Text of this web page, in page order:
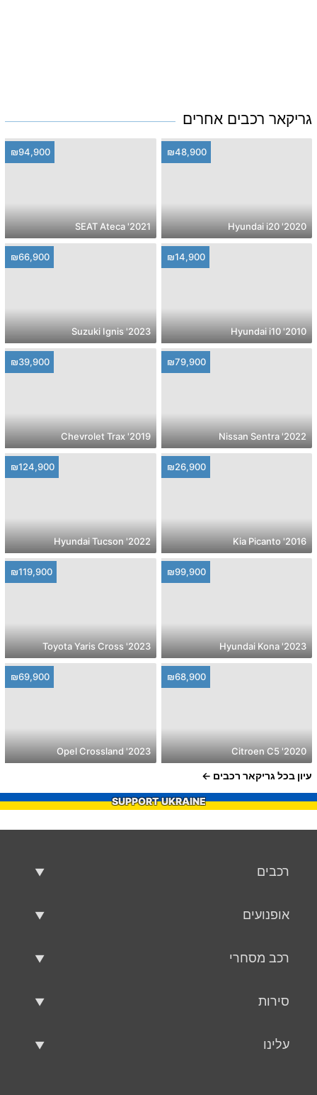
גריקאר רכבים אחרים
₪48,900
2020' Hyundai i20
₪94,900
2021' SEAT Ateca
₪14,900
2010' Hyundai i10
₪66,900
2023' Suzuki Ignis
₪79,900
2022' Nissan Sentra
₪39,900
2019' Chevrolet Trax
₪26,900
2016' Kia Picanto
₪124,900
2022' Hyundai Tucson
₪99,900
2023' Hyundai Kona
₪119,900
2023' Toyota Yaris Cross
₪68,900
2020' Citroen C5
₪69,900
2023' Opel Crossland
עיון בכל גריקאר רכבים
SUPPORT UKRAINE
רכבים
אופנועים
רכב מסחרי
סירות
עלינו